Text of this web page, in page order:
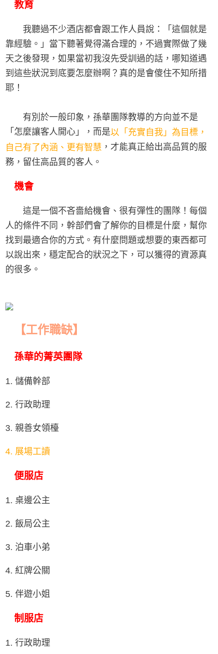
教育
我聽過不少酒店都會跟工作人員說：「這個就是
靠經驗。」當下聽著覺得滿合理的，不過實際做了幾
天之後發現，如果當初我沒先受訓過的話，哪知道遇
到這些狀況到底要怎麼辦啊？真的是會傻住不知所措
耶！
有別於一般印象，孫華團隊教導的方向並不是
「怎麼讓客人開心」，而是以「充實自我」為目標，
自己有了內涵、更有智慧 ，才能真正給出高品質的服
務，留住高品質的客人。
機會
這是一個不吝嗇給機會、很有彈性的團隊！每個
人的條件不同，幹部們會了解你的目標是什麼，幫你
找到最適合你的方式。有什麼問題或想要的東西都可
以說出來，穩定配合的狀況之下，可以獲得的資源真
的很多。
【工作職缺】
孫華的菁英團隊
1. 儲備幹部
2. 行政助理
3. 親善女領檯
4. 展場工讀
便服店
1. 桌邊公主
2. 飯局公主
3. 泊車小弟
4. 紅牌公關
5. 伴遊小姐
制服店
1. 行政助理